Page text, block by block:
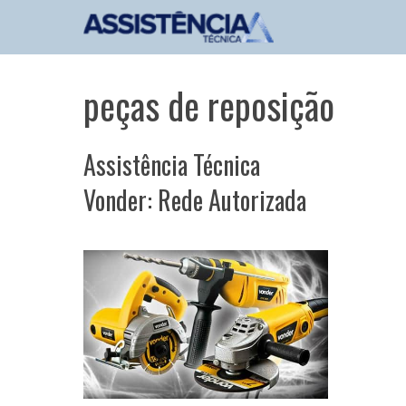
peças de reposição
Assistência Técnica
Vonder: Rede Autorizada